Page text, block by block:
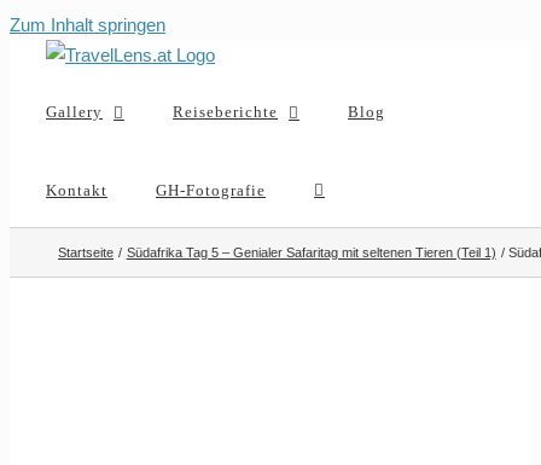
Zum Inhalt springen
Gallery Reiseberichte Blog
Kontakt GH-Fotografie
Startseite Südafrika Tag 5 – Genialer Safaritag mit seltenen Tieren (Teil 1)